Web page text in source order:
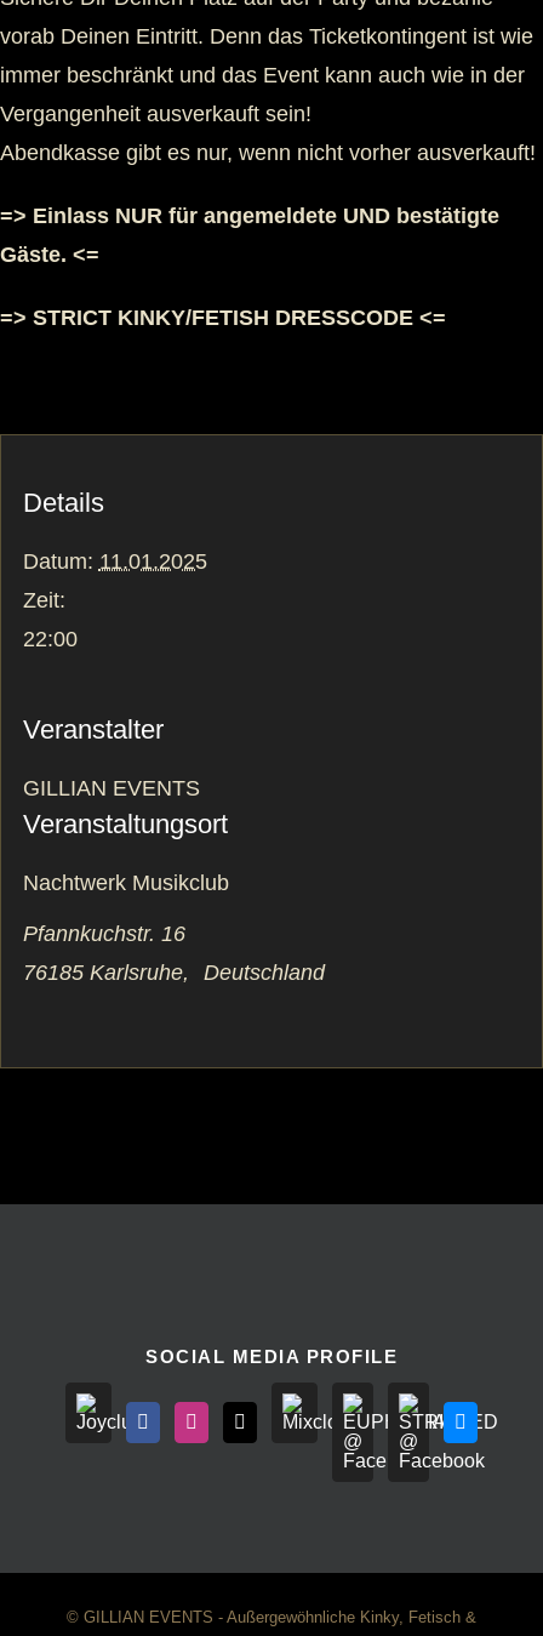
vorab Deinen Eintritt. Denn das Ticketkontingent ist wie
immer beschränkt und das Event kann auch wie in der
Vergangenheit ausverkauft sein!
Abendkasse gibt es nur, wenn nicht vorher ausverkauft!
=> Einlass NUR für angemeldete UND bestätigte
Gäste. <=
=> STRICT KINKY/FETISH DRESSCODE <=
Details
Datum: 11.01.2025
Zeit:
22:00
Veranstaltungsort
Nachtwerk Musikclub
Pfannkuchstr. 16
76185 Karlsruhe, Deutschland
Veranstalter
GILLIAN EVENTS
SOCIAL MEDIA PROFILE
© GILLIAN EVENTS - Außergewöhnliche Kinky, Fetisch &